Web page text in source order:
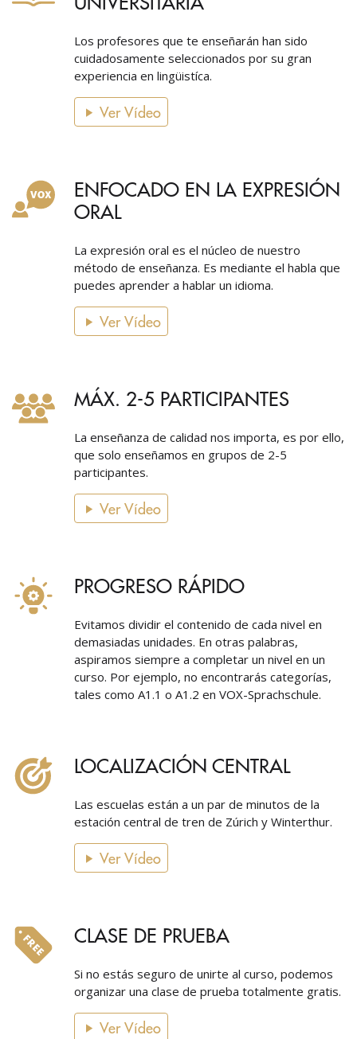
Los profesores que te enseñarán han sido
cuidadosamente seleccionados por su gran
experiencia en lingüistíca.
Ver Vídeo
ENFOCADO EN LA EXPRESIÓN
ORAL
La expresión oral es el núcleo de nuestro
método de enseñanza. Es mediante el habla que
puedes aprender a hablar un idioma.
Ver Vídeo
MÁX. 2-5 PARTICIPANTES
La enseñanza de calidad nos importa, es por ello,
que solo enseñamos en grupos de 2-5
participantes.
Ver Vídeo
PROGRESO RÁPIDO
Evitamos dividir el contenido de cada nivel en
demasiadas unidades. En otras palabras,
aspiramos siempre a completar un nivel en un
curso. Por ejemplo, no encontrarás categorías,
tales como A1.1 o A1.2 en VOX-Sprachschule.
LOCALIZACIÓN CENTRAL
Las escuelas están a un par de minutos de la
estación central de tren de Zúrich y Winterthur.
Ver Vídeo
CLASE DE PRUEBA
Si no estás seguro de unirte al curso, podemos
organizar una clase de prueba totalmente gratis.
Ver Vídeo